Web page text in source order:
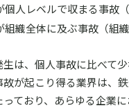
個人レベルで収まる事故（
組織全体に及ぶ事故（組織
は、個人事故に比べて
故が起こり得る業界は、
っており、あらゆる企業